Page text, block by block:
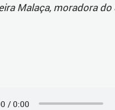
Malaça, moradora do